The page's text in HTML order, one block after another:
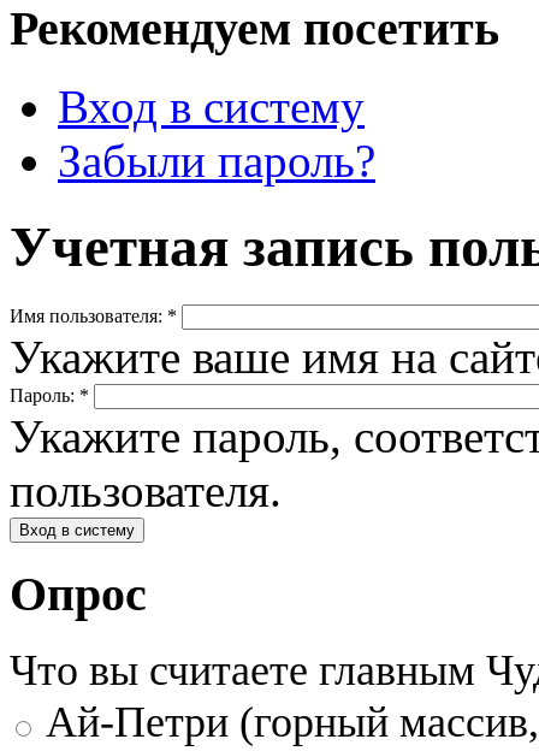
Рекомендуем посетить
Вход в систему
Забыли пароль?
Учетная запись
Имя пользователя: *
Укажите ваше имя на
Пароль: *
Укажите пароль,
пользователя.
Опрос
Что вы считаете главным
Ай-Петри (горный